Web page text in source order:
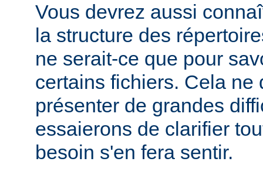
Vous devrez aussi
la structure des
ne serait-ce que pour
certains fichiers. Cela ne
présenter de grandes
essaierons de clarifier
besoin s'en fera sentir.